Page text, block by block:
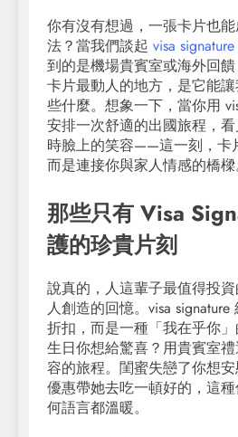
你有沒有想過，一張卡片也
法？當我們談起 visa signature
到的是機場貴賓室或海外回
卡片最動人的地方，是它能
些什麼。想象一下，當你用
安排一次舒適的出國旅程，
時臉上的笑容——這一刻，卡
而是連接你與家人情感的橋樑
那些只有 Visa
護的珍貴片刻
說真的，人這輩子最值得投
人創造的回憶。visa
折扣，而是一種「我在乎你
生日你想給驚喜？用貴賓室
容的旅程。閨蜜失戀了你想
優惠帶她去吃一頓好的，這
何語言都溫暖。